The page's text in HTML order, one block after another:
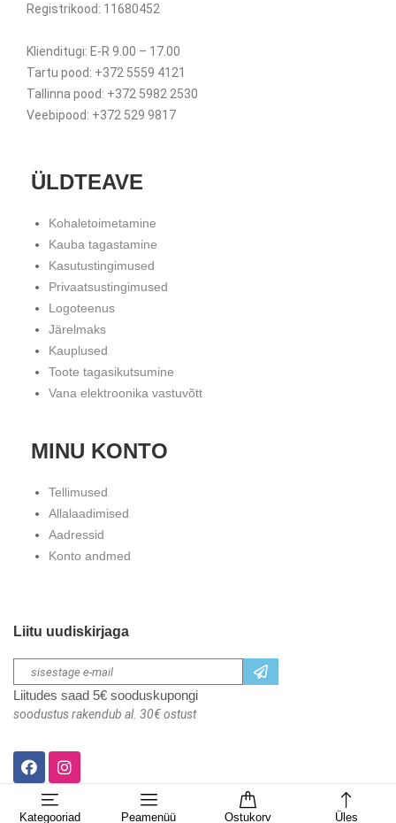
Kategooriad Peamenüü Ostukorv Üles
Registrikood: 11680452
Klienditugi: E-R 9.00 – 17.00
Tartu pood: +372 5559 4121
Tallinna pood: +372 5982 2530
Veebipood: +372 529 9817
ÜLDTEAVE
Kohaletoimetamine
Kauba tagastamine
Kasutustingimused
Privaatsustingimused
Logoteenus
Järelmaks
Kauplused
Toote tagasikutsumine
Vana elektroonika vastuvõtt
MINU KONTO
Tellimused
Allalaadimised
Aadressid
Konto andmed
Liitu uudiskirjaga
Liitudes saad 5€ sooduskupongi
soodustus rakendub al. 30€ ostust